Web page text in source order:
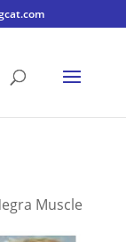
Muscle